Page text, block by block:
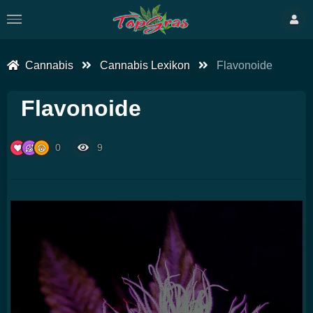
Cannabis Cannabis Lexikon Flavonoide
Flavonoide
0 9